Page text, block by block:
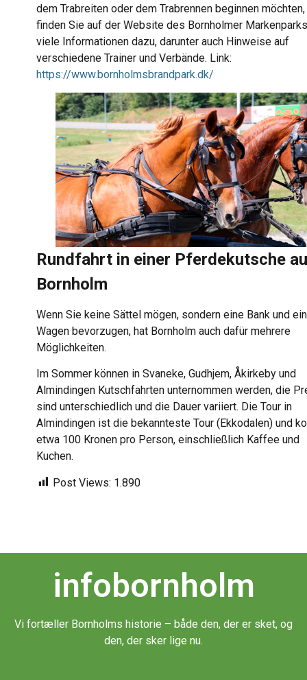
dem Trabreiten oder dem Trabrennen beginnen möchten,
finden Sie auf der Website des Bornholmer Markenparks
viele Informationen dazu, darunter auch Hinweise auf
verschiedene Trainer und Verbände. Link:
https://www.bornholmsbrandpark.dk/
Rundfahrt in einer Pferdekutsche
Bornholm
Wenn Sie keine Sättel mögen, sondern eine Bank und
Wagen bevorzugen, hat Bornholm auch dafür mehrere
Möglichkeiten.
Im Sommer können in Svaneke, Gudhjem, Åkirkeby und
Almindingen Kutschfahrten unternommen werden, die
sind unterschiedlich und die Dauer variiert. Die Tour in
Almindingen ist die bekannteste Tour (Ekkodalen) und
etwa 100 Kronen pro Person, einschließlich Kaffee und
Kuchen.
Post Views: 1.890
infobornholm
Vi fortæller Bornholms historie – både den, der er sket, og
den, der sker lige nu.